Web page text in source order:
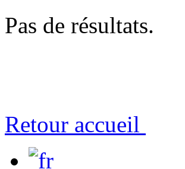
Pas de résultats.
Retour accueil